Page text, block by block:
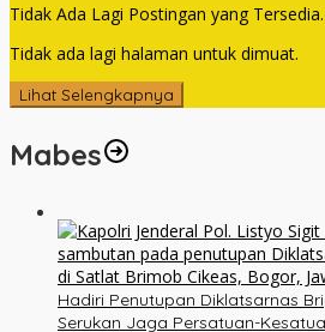
Tidak Ada Lagi Postingan yang Tersedia.
Tidak ada lagi halaman untuk dimuat.
Lihat Selengkapnya
Mabes
Hadiri Penutupan Diklatsarnas
Serukan Jaga Persatuan-